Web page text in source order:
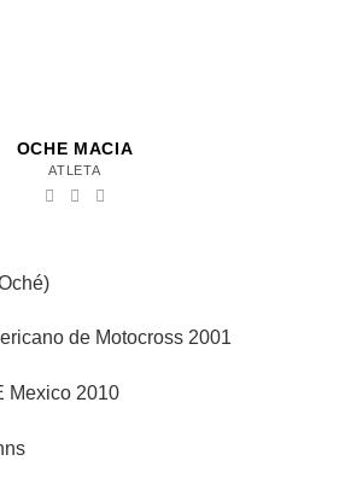
OCHE MACIA
ATLETA
de Motocross 2001
Mexico 2010